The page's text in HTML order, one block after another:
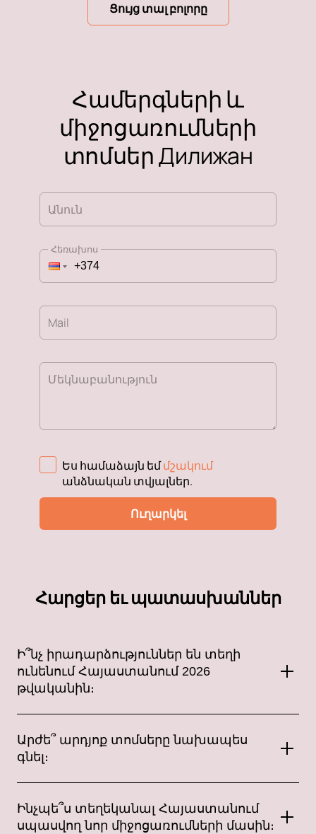
Ցույց տալ բոլորը
Համերգների և
միջոցառումների
տոմսեր Дилижан
Անուն
Հեռախոս
Mail
Մեկնաբանություն
Ես համաձայն եմմշակում
անձնական տվյալներ.
Ուղարկել
Հարցեր եւ պատասխաններ
Ի՞նչ իրադարձություններ են տեղի
ունենում Հայաստանում 2026
թվականին։
միջազգային և ռուսաստանյան արտիստների
համերգներ, երաժշտական փառատոններ,
թատերական ներկայացումներ, մարզական
մրցումներ, ստենդափ շոուներ և բազմաթիվ այլ
միջոցառումների ծրագիրը ներկայացված է Երևանում
և երկրի մյուս խոշոր քաղաքներում։
Արժե՞ արդյոք տոմսերը նախապես
գնել։
համերգների և միջազգային փառատոների տոմսերի
պահանջարկը սովորաբար բարձր է, ուստի
Ինչպե՞ս տեղեկանալ Հայաստանում
սպասվող նոր միջոցառումների մասին։